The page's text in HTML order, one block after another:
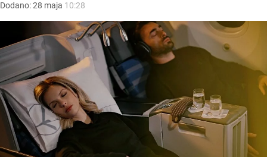
Dodano:28 maja 10:28